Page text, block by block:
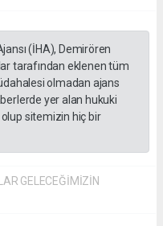
(İHA), Demirören
tarafından eklenen tüm
olmadan ajans
yer alan hukuki
sitemizin hiç bir
GELECEĞİMİZİN